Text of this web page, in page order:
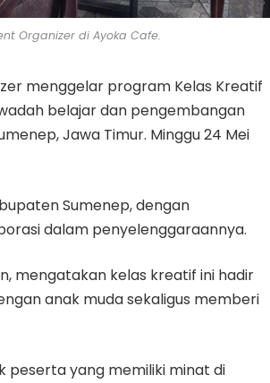
Organizer di Ayoka Cafe.
menggelar program Kelas Kreatif
belajar dan pengembangan
Jawa Timur. Minggu 24 Mei
Sumenep, dengan
dalam penyelenggaraannya.
mengatakan kelas kreatif ini hadir
anak muda sekaligus memberi
peserta yang memiliki minat di